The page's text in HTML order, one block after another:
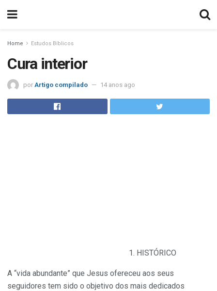
Home Estudos Bíblicos
Cura interior
por Artigo compilado 14 anos ago
1. HISTÓRICO
A “vida abundante” que Jesus ofereceu aos seus
seguidores tem sido o objetivo dos mais dedicados